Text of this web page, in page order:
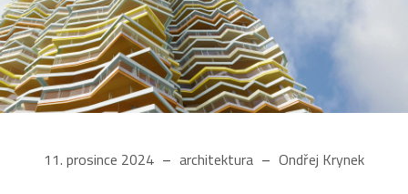
11. prosince 2024 architektura Ondřej Krynek